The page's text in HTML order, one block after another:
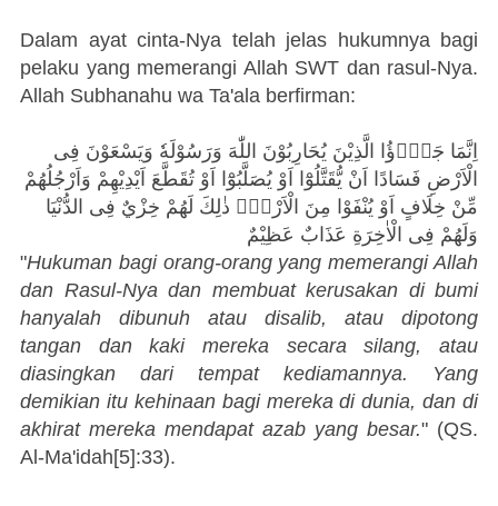
Dalam ayat cinta-Nya telah jelas hukumnya bagi
pelaku yang memerangi Allah SWT dan rasul-Nya.
Allah Subhanahu wa Ta'ala berfirman:
اِنَّمَا جَزٰۤؤُا الَّذِيْنَ يُحَارِبُوْنَ اللّٰهَ وَرَسُوْلَهٗ وَيَسْعَوْنَ فِى
الْاَرْضِ فَسَادًا اَنْ يُّقَتَّلُوْٓا اَوْ يُصَلَّبُوْٓا اَوْ تُقَطَّعَ اَيْدِيْهِمْ وَاَرْجُلُهُمْ
مِّنْ خِلَافٍ اَوْ يُنْفَوْا مِنَ الْاَرْضِۗ ذٰلِكَ لَهُمْ خِزْيٌ فِى الدُّنْيَا
وَلَهُمْ فِى الْاٰخِرَةِ عَذَابٌ عَظِيْمٌ
"Hukuman bagi orang-orang yang memerangi Allah
dan Rasul-Nya dan membuat kerusakan di bumi
hanyalah dibunuh atau disalib, atau dipotong
tangan dan kaki mereka secara silang, atau
diasingkan dari tempat kediamannya. Yang
demikian itu kehinaan bagi mereka di dunia, dan di
akhirat mereka mendapat azab yang besar." (QS.
Al-Ma'idah[5]:33).